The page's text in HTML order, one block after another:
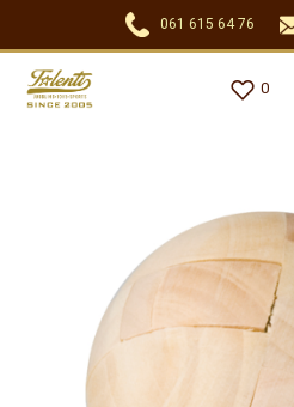
061 615 64 76
0